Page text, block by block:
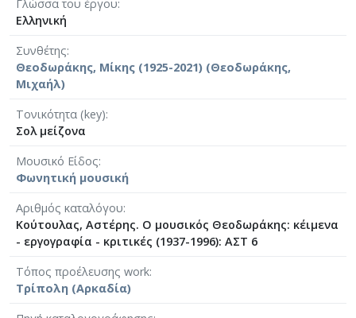
Γλώσσα του έργου
Ελληνική
Συνθέτης
Θεοδωράκης, Μίκης (1925-2021) (Θεοδωράκης,
Μιχαήλ)
Τονικότητα (key)
Σολ μείζονα
Μουσικό Είδος
Φωνητική μουσική
Αριθμός καταλόγου
Κούτουλας, Αστέρης. Ο μουσικός Θεοδωράκης: κέιμενα
- εργογραφία - κριτικές (1937-1996): ΑΣΤ 6
Τόπος προέλευσης work
Τρίπολη (Αρκαδία)